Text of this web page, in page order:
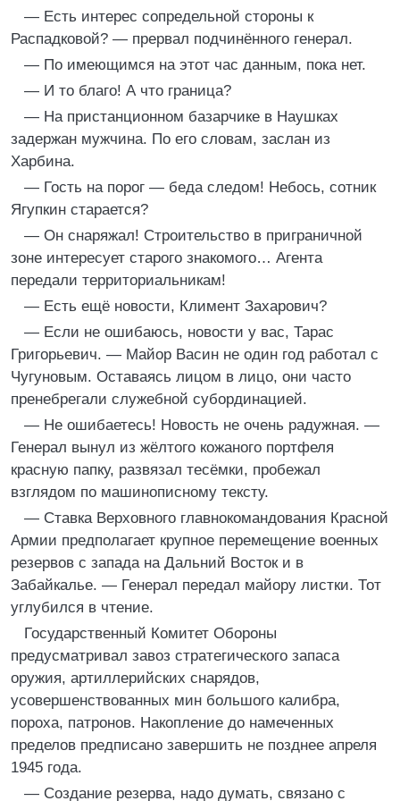
— Есть интерес сопредельной стороны к
Распадковой? — прервал подчинённого генерал.
— По имеющимся на этот час данным, пока нет.
— И то благо! А что граница?
— На пристанционном базарчике в Наушках
задержан мужчина. По его словам, заслан из
Харбина.
— Гость на порог — беда следом! Небось, сотник
Ягупкин старается?
— Он снаряжал! Строительство в приграничной
зоне интересует старого знакомого… Агента
передали территориальникам!
— Есть ещё новости, Климент Захарович?
— Если не ошибаюсь, новости у вас, Тарас
Григорьевич. — Майор Васин не один год работал с
Чугуновым. Оставаясь лицом в лицо, они часто
пренебрегали служебной субординацией.
— Не ошибаетесь! Новость не очень радужная. —
Генерал вынул из жёлтого кожаного портфеля
красную папку, развязал тесёмки, пробежал
взглядом по машинописному тексту.
— Ставка Верховного главнокомандования Красной
Армии предполагает крупное перемещение военных
резервов с запада на Дальний Восток и в
Забайкалье. — Генерал передал майору листки. Тот
углубился в чтение.
Государственный Комитет Обороны
предусматривал завоз стратегического запаса
оружия, артиллерийских снарядов,
усовершенствованных мин большого калибра,
пороха, патронов. Накопление до намеченных
пределов предписано завершить не позднее апреля
1945 года.
— Создание резерва, надо думать, связано с